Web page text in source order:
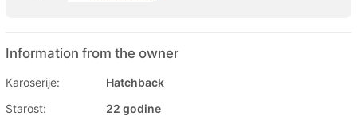
Information from the owner
Karoserije:
Hatchback
Starost:
22 godine